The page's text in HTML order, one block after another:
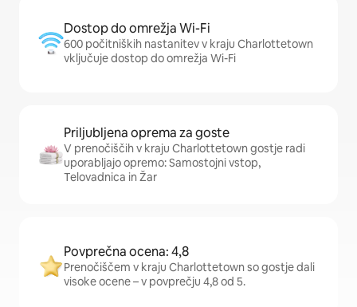
Dostop do omrežja Wi-Fi
600 počitniških nastanitev v kraju Charlottetown
vključuje dostop do omrežja Wi-Fi
Priljubljena oprema za goste
V prenočiščih v kraju Charlottetown gostje radi
uporabljajo opremo: Samostojni vstop,
Telovadnica in Žar
Povprečna ocena: 4,8
Prenočiščem v kraju Charlottetown so gostje dali
visoke ocene – v povprečju 4,8 od 5.